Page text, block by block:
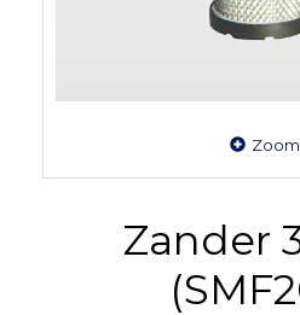
Zoom
Zander